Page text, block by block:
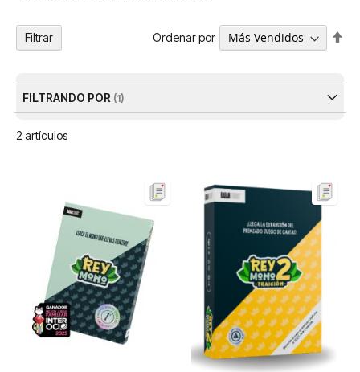
2 artículos
Ordenar por
Filtrar
FILTRANDO POR